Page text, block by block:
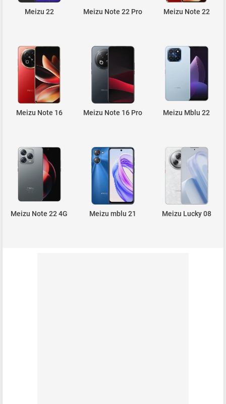
Meizu 22 Meizu Note 22 Pro Meizu Note 22
Meizu Note 16 Meizu Note 16 Pro Meizu Mblu 22
Meizu Note 22 4G Meizu mblu 21 Meizu Lucky 08